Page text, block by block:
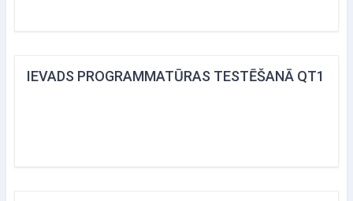
IEVADS PROGRAMMATŪRAS TESTĒŠANĀ QT1